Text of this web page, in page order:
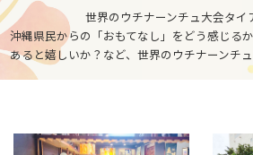
世界のウチナーンチュ大会タイ
沖縄県民からの「おもてなし」をどう感じる
あると嬉しいか？など、世界のウチナーンチ